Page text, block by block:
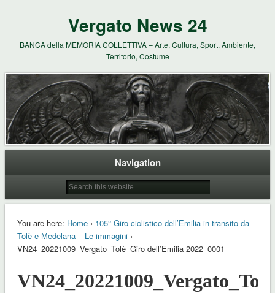
Vergato News 24
BANCA della MEMORIA COLLETTIVA – Arte, Cultura, Sport, Ambiente,
Territorio, Costume
Navigation
You are here: Home› 105° Giro ciclistico dell’Emilia in transito da
Tolè e Medelana – Le immagini›
VN24_20221009_Vergato_Tolè_Giro dell’Emilia 2022_0001